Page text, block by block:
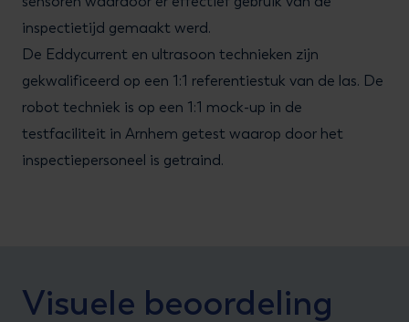
inspectietijd gemaakt werd.
De Eddycurrent en ultrasoon technieken zijn
gekwalificeerd op een 1:1 referentiestuk van de las. De
robot techniek is op een 1:1 mock-up in de
testfaciliteit in Arnhem getest waarop door het
inspectiepersoneel is getraind.
Visuele beoordeling